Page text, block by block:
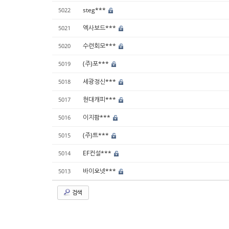
5022 steg***
5021 엑사보드***
5020 수련회모***
5019 (주)포***
5018 세광정신***
5017 현대캐피***
5016 이지팜***
5015 (주)트***
5014 EF컨설***
5013 바이오넷***
검색